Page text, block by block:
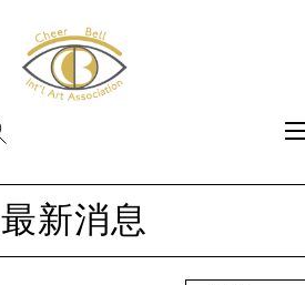
最新消息